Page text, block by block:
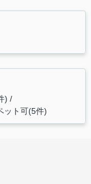
)
ット可(5件)